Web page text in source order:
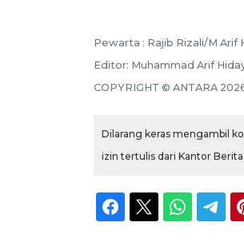
Pewarta : Rajib Rizali/M Arif
Editor: Muhammad Arif
COPYRIGHT © ANTARA
Dilarang keras mengambil
izin tertulis dari Kantor Berita